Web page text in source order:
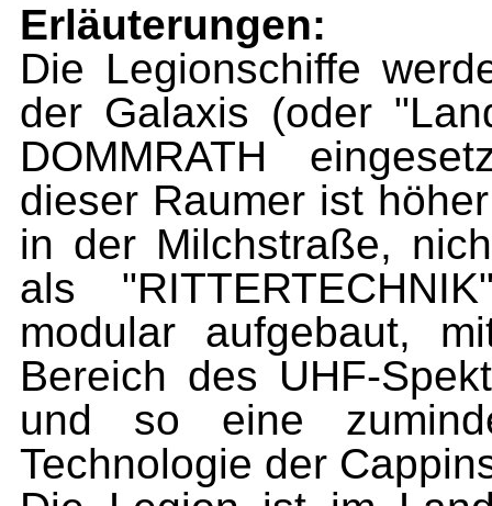
Erläuterungen:
Die Legionschiffe
der Galaxis (oder
DOMMRATH
dieser Raumer ist
in der Milchstraße,
als
modular aufgebaut,
Bereich des UHF-
und so eine
Technologie der